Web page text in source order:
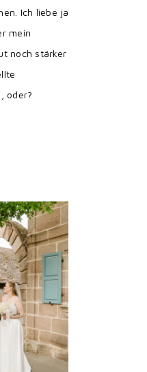
Ich liebe ja
mein
noch stärker
oder?